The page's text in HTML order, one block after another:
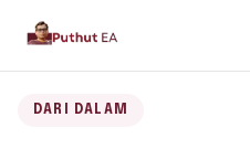
Dari Dalam
DARI DALAM